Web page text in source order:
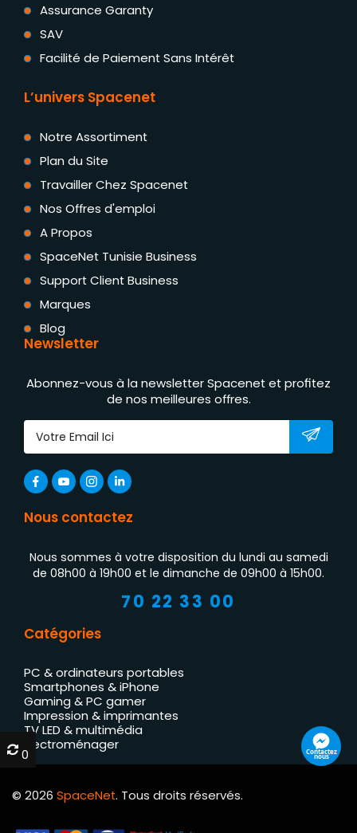
Assurance Garanty
SAV
Facilité de Paiement Sans Intérêt
L’univers Spacenet
Notre Assortiment
Plan du Site
Travailler Chez Spacenet
Nos Offres d'emploi
A Propos
SpaceNet Tunisie Business
Support Client Business
Marques
Blog
Newsletter
Abonnez-vous à la newsletter Spacenet et profitez
de nos meilleures offres.
Nous contactez
Nous sommes à votre disposition du lundi au samedi
de 08h00 à 19h00 et le dimanche de 09h00 à 15h00.
70 22 33 00
Catégories
PC & ordinateurs portables
Smartphones & iPhone
Gaming & PC gamer
Impression & imprimantes
TV LED & multimédia
Électroménager
© 2026 SpaceNet. Tous droits réservés.
Contactez
nous
0
0